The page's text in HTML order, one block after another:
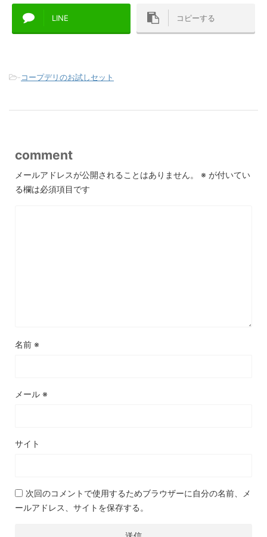
LINE コピーする
-コープデリのお試しセット
comment
メールアドレスが公開されることはありません。 ※ が付いてい
る欄は必須項目です
名前 ※
メール ※
サイト
次回のコメントで使用するためブラウザーに自分の名前、メ
ールアドレス、サイトを保存する。